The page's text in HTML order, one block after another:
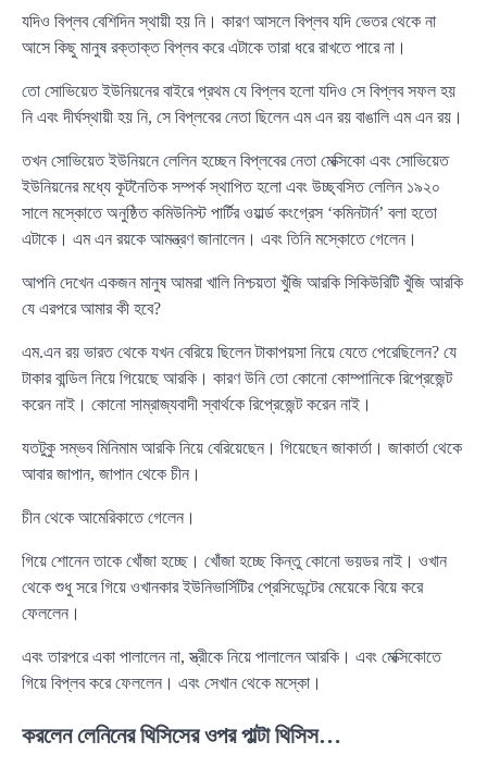
যদিও বিপ্লব বেশিদিন স্থায়ী হয় নি। কারণ আসলে বিপ্লব যদি ভেতর থেকে না
আসে কিছু মানুষ রক্তাক্ত বিপ্লব করে এটাকে তারা ধরে রাখতে পারে না।
তো সোভিয়েত ইউনিয়নের বাইরে প্রথম যে বিপ্লব হলো যদিও সে বিপ্লব সফল হয়
নি এবং দীর্ঘস্থায়ী হয় নি, সে বিপ্লবের নেতা ছিলেন এম এন রয় বাঙালি এম এন রয়।
তখন সোভিয়েত ইউনিয়নে লেলিন হচ্ছেন বিপ্লবের নেতা মেক্সিকো এবং সোভিয়েত
ইউনিয়নের মধ্যে কূটনৈতিক সম্পর্ক স্থাপিত হলো এবং উচ্ছ্বসিত লেলিন ১৯২০
সালে মস্কোতে অনুষ্ঠিত কমিউনিস্ট পার্টির ওয়ার্ল্ড কংগ্রেস ‘কমিনটার্ন’ বলা হতো
এটাকে। এম এন রয়কে আমন্ত্রণ জানালেন। এবং তিনি মস্কোতে গেলেন।
আপনি দেখেন একজন মানুষ আমরা খালি নিশ্চয়তা খুঁজি আরকি সিকিউরিটি খুঁজি আরকি
যে এরপরে আমার কী হবে?
এম.এন রয় ভারত থেকে যখন বেরিয়ে ছিলেন টাকাপয়সা নিয়ে যেতে পেরেছিলেন? যে
টাকার বান্ডিল নিয়ে গিয়েছে আরকি। কারণ উনি তো কোনো কোম্পানিকে রিপ্রেজেন্ট
করেন নাই। কোনো সাম্রাজ্যবাদী স্বার্থকে রিপ্রেজেন্ট করেন নাই।
যতটুকু সম্ভব মিনিমাম আরকি নিয়ে বেরিয়েছেন। গিয়েছেন জাকার্তা। জাকার্তা থেকে
আবার জাপান, জাপান থেকে চীন।
চীন থেকে আমেরিকাতে গেলেন।
গিয়ে শোনেন তাকে খোঁজা হচ্ছে। খোঁজা হচ্ছে কিন্তু কোনো ভয়ডর নাই। ওখান
থেকে শুধু সরে গিয়ে ওখানকার ইউনিভার্সিটির প্রেসিডেন্টের মেয়েকে বিয়ে করে
ফেললেন।
এবং তারপরে একা পালালেন না, স্ত্রীকে নিয়ে পালালেন আরকি। এবং মেক্সিকোতে
গিয়ে বিপ্লব করে ফেললেন। এবং সেখান থেকে মস্কো।
করলেন লেনিনের থিসিসের ওপর পাল্টা থিসিস…